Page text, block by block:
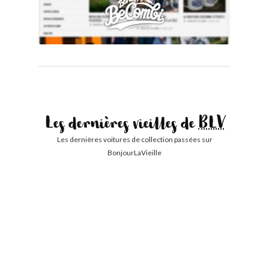
Les dernières vieilles deBLV
Les dernières voitures de collection passées sur
BonjourLaVieille